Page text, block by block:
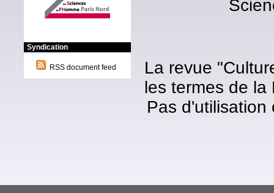
Syndication
RSS document feed
La revue
les termes de la
Pas d'utilisation